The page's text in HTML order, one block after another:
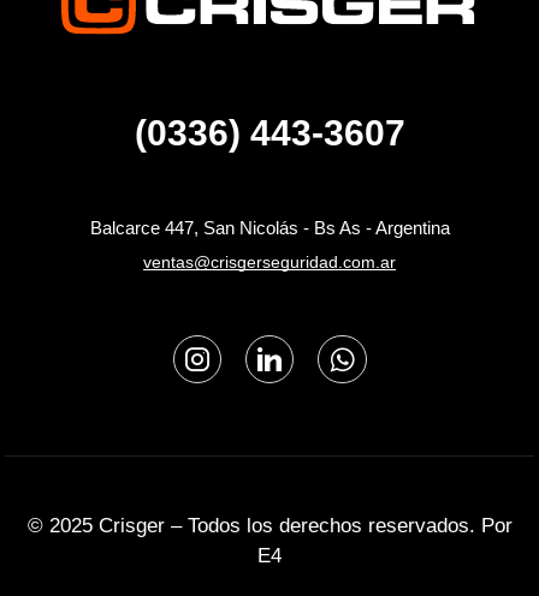
(0336) 443-3607
Balcarce 447, San Nicolás - Bs As - Argentina
ventas@crisgerseguridad.com.ar
© 2025 Crisger – Todos los derechos reservados. Por
E4